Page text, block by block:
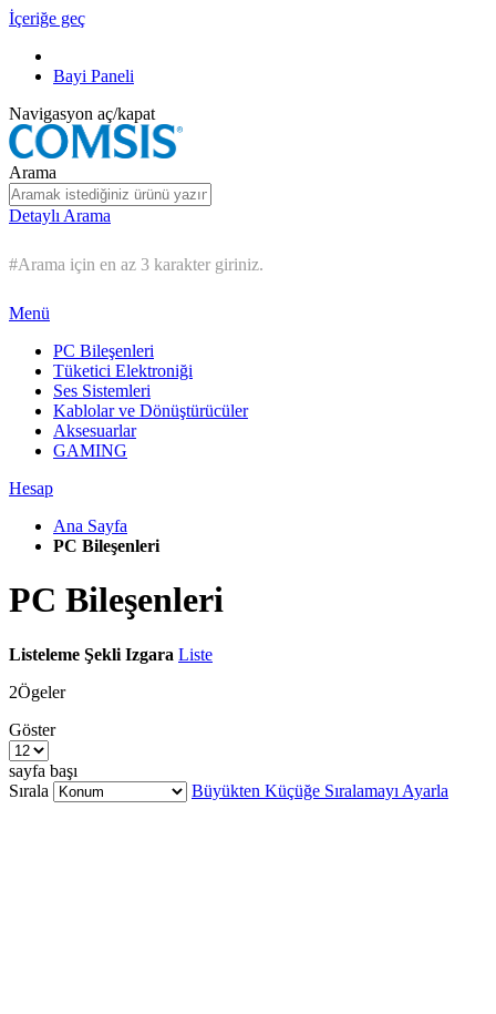
İçeriğe geç
Bayi Paneli
Navigasyon aç/kapat
Arama
Detaylı Arama
#Arama için en az 3 karakter giriniz.
Menü
PC Bileşenleri
Tüketici Elektroniği
Ses Sistemleri
Kablolar ve Dönüştürücüler
Aksesuarlar
GAMING
Hesap
Ana Sayfa
PC Bileşenleri
PC Bileşenleri
Listeleme Şekli Izgara Liste
2Ögeler
Göster
sayfa başı
Sırala
Büyükten Küçüğe Sıralamayı Ayarla